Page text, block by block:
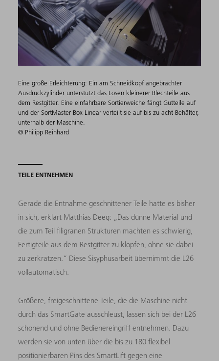
Eine große Erleichterung: Ein am Schneidkopf angebrachter
Ausdrückzylinder unterstützt das Lösen kleinerer Blechteile aus
dem Restgitter. Eine einfahrbare Sortierweiche fängt Gutteile auf
und der SortMaster Box Linear verteilt sie auf bis zu acht Behälter,
unterhalb der Maschine.
© Philipp Reinhard
TEILE ENTNEHMEN
Gerade die Entnahme geschnittener Teile hatte es bisher
in sich, erklärt Matthias Deeg: „Das dünne Material und
die zum Teil filigranen Strukturen machten es schwierig,
Fertigteile aus dem Restgitter zu klopfen, ohne sie dabei
zu zerkratzen.“ Diese Sisyphusarbeit übernimmt die L26
vollautomatisch.
Größere, freigeschnittene Teile, die die Maschine nicht
durch das SmartGate ausschleust, lassen sich bei der L26
schonend und ohne Bedienereingriff entnehmen. Dazu
werden sie von unten über die bis zu 180 flexibel
positionierbaren Pins des SmartLift gegen eine